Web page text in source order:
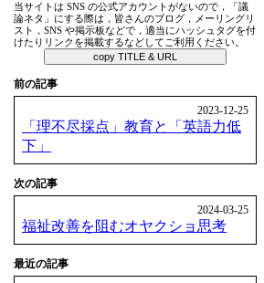
当サイトは SNS の公式アカウントがないので，「議
論ネタ」にする際は，皆さんのブログ，メーリングリ
スト，SNS や掲示板などで，適当にハッシュタグを付
けたりリンクを掲載するなどしてご利用ください。
copy TITLE & URL
前の記事
2023-12-25
「理不尽採点」教育と「英語力低
下」
次の記事
2024-03-25
福祉改善を阻むオヤクショ思考
最近の記事